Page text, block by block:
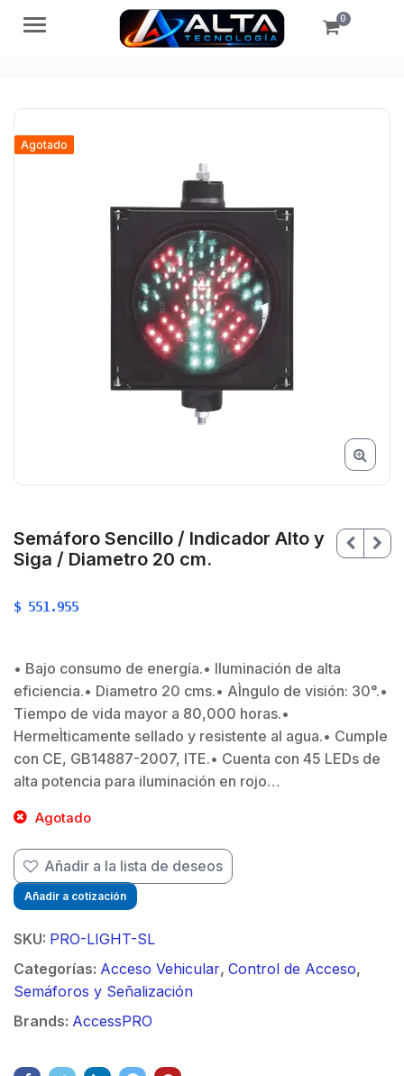
Menú 0
Agotado
Semáforo Sencillo / Indicador Alto y
Siga / Diametro 20 cm.
$
$
$ 551.955
• Bajo consumo de energía.• Iluminación de alta
eficiencia.• Diametro 20 cms.• AÌngulo de visión: 30°.•
Tiempo de vida mayor a 80,000 horas.•
HermeÌticamente sellado y resistente al agua.• Cumple
con CE, GB14887-2007, ITE.• Cuenta con 45 LEDs de
alta potencia para iluminación en rojo…
Agotado
Añadir a la lista de deseos
Añadir a cotización
SKU: PRO-LIGHT-SL
Categorías: Acceso Vehicular, Control de Acceso,
Semáforos y Señalización
Brands: AccessPRO